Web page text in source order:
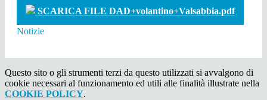
SCARICA FILE DAD+volantino+Valsabbia.pdf
Notizie
Questo sito o gli strumenti terzi da questo utilizzati si avvalgono di
cookie necessari al funzionamento ed utili alle finalità illustrate nella
COOKIE POLICY.